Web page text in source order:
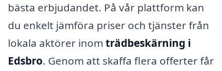
bästa erbjudandet. På vår plattform kan
du enkelt jämföra priser och tjänster från
lokala aktörer inom trädbeskärning i
Edsbro. Genom att skaffa flera offerter får